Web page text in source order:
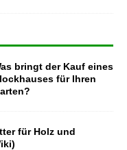
bringt der Kauf eines
für Ihren
für Holz und